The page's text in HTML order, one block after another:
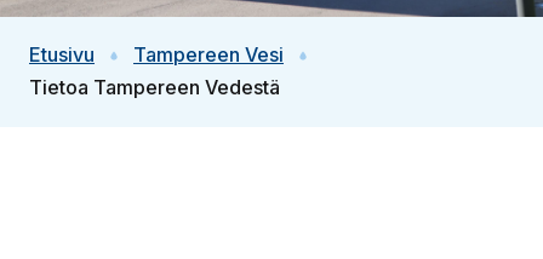
Etusivu
Tampereen Vesi
Tietoa Tampereen Vedestä